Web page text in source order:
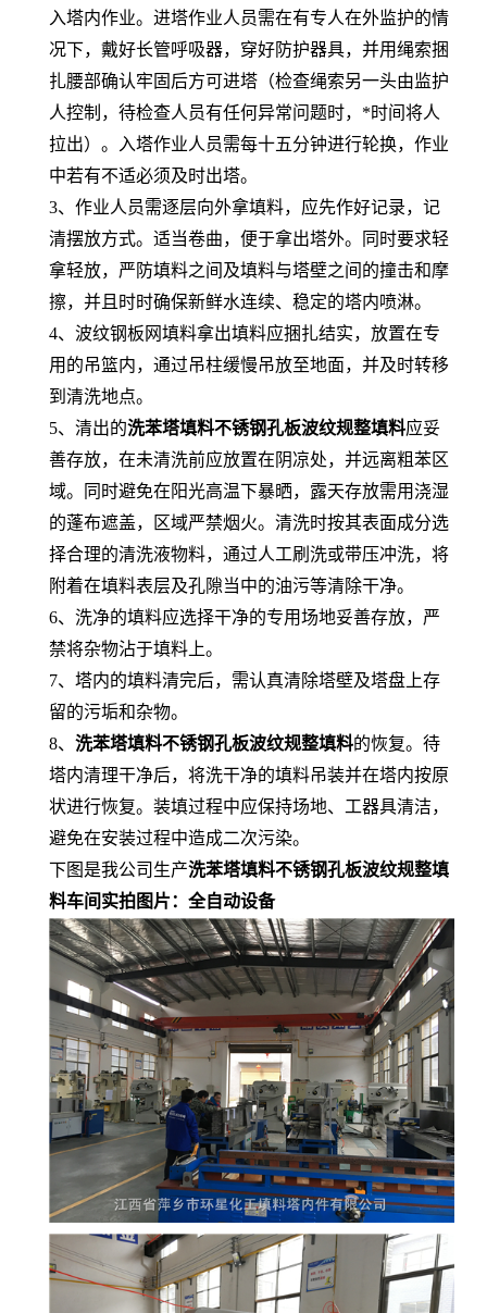
入塔内作业。进塔作业人员需在有专人在外监护的情
况下，戴好长管呼吸器，穿好防护器具，并用绳索捆
扎腰部确认牢固后方可进塔（检查绳索另一头由监护
人控制，待检查人员有任何异常问题时，*时间将人
拉出）。入塔作业人员需每十五分钟进行轮换，作业
中若有不适必须及时出塔。
3、作业人员需逐层向外拿填料，应先作好记录，记
清摆放方式。适当卷曲，便于拿出塔外。同时要求轻
拿轻放，严防填料之间及填料与塔壁之间的撞击和摩
擦，并且时时确保新鲜水连续、稳定的塔内喷淋。
4、波纹钢板网填料拿出填料应捆扎结实，放置在专
用的吊篮内，通过吊柱缓慢吊放至地面，并及时转移
到清洗地点。
5、清出的洗苯塔填料不锈钢孔板波纹规整填料应妥
善存放，在未清洗前应放置在阴凉处，并远离粗苯区
域。同时避免在阳光高温下暴晒，露天存放需用浇湿
的蓬布遮盖，区域严禁烟火。清洗时按其表面成分选
择合理的清洗液物料，通过人工刷洗或带压冲洗，将
附着在填料表层及孔隙当中的油污等清除干净。
6、洗净的填料应选择干净的专用场地妥善存放，严
禁将杂物沾于填料上。
7、塔内的填料清完后，需认真清除塔壁及塔盘上存
留的污垢和杂物。
8、 洗苯塔填料不锈钢孔板波纹规整填料的恢复。待
塔内清理干净后，将洗干净的填料吊装并在塔内按原
状进行恢复。装填过程中应保持场地、工器具清洁，
避免在安装过程中造成二次污染。
下图是我公司生产洗苯塔填料不锈钢孔板波纹规整填
料车间实拍图片：全自动设备